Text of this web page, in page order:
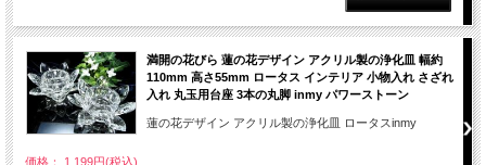
満開の花びら 蓮の花デザイン アクリル製の浄化皿 幅約
110mm 高さ55mm ロータス インテリア 小物入れ さざれ
入れ 丸玉用台座 3本の丸脚 inmy パワーストーン
蓮の花デザイン アクリル製の浄化皿 ロータスinmy
価格： 1,199円(税込)